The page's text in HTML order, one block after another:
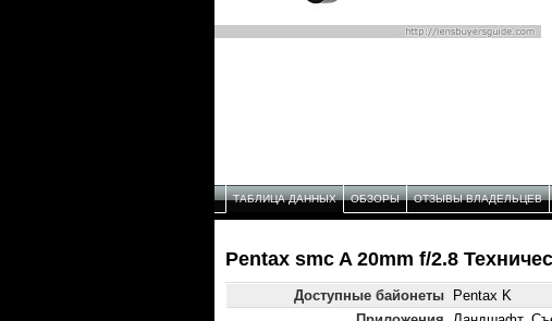
ТАБЛИЦА ДАННЫХ ОБЗОРЫ ОТЗЫВЫ ВЛАДЕЛЬЦЕВ
Pentax smc A 20mm f/2.8
Доступные байонеты
Pentax K